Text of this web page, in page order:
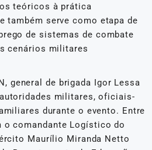
teóricos à prática
também serve como etapa de
de sistemas de combate
cenários militares
general de brigada Igor Lessa
militares, oficiais-
durante o evento. Entre
o comandante Logístico do
Maurílio Miranda Netto